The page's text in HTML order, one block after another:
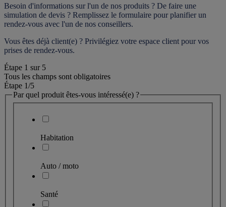
Besoin d'informations sur l'un de nos produits ? De faire une
simulation de devis ? Remplissez le formulaire pour planifier un
rendez-vous avec l'un de nos conseillers.
Vous êtes déjà client(e) ? Privilégiez votre espace client pour vos
prises de rendez-vous.
Étape 1 sur 5
Tous les champs sont obligatoires
Étape 1/5
Par quel produit êtes-vous intéressé(e) ?
Habitation
Auto / moto
Santé